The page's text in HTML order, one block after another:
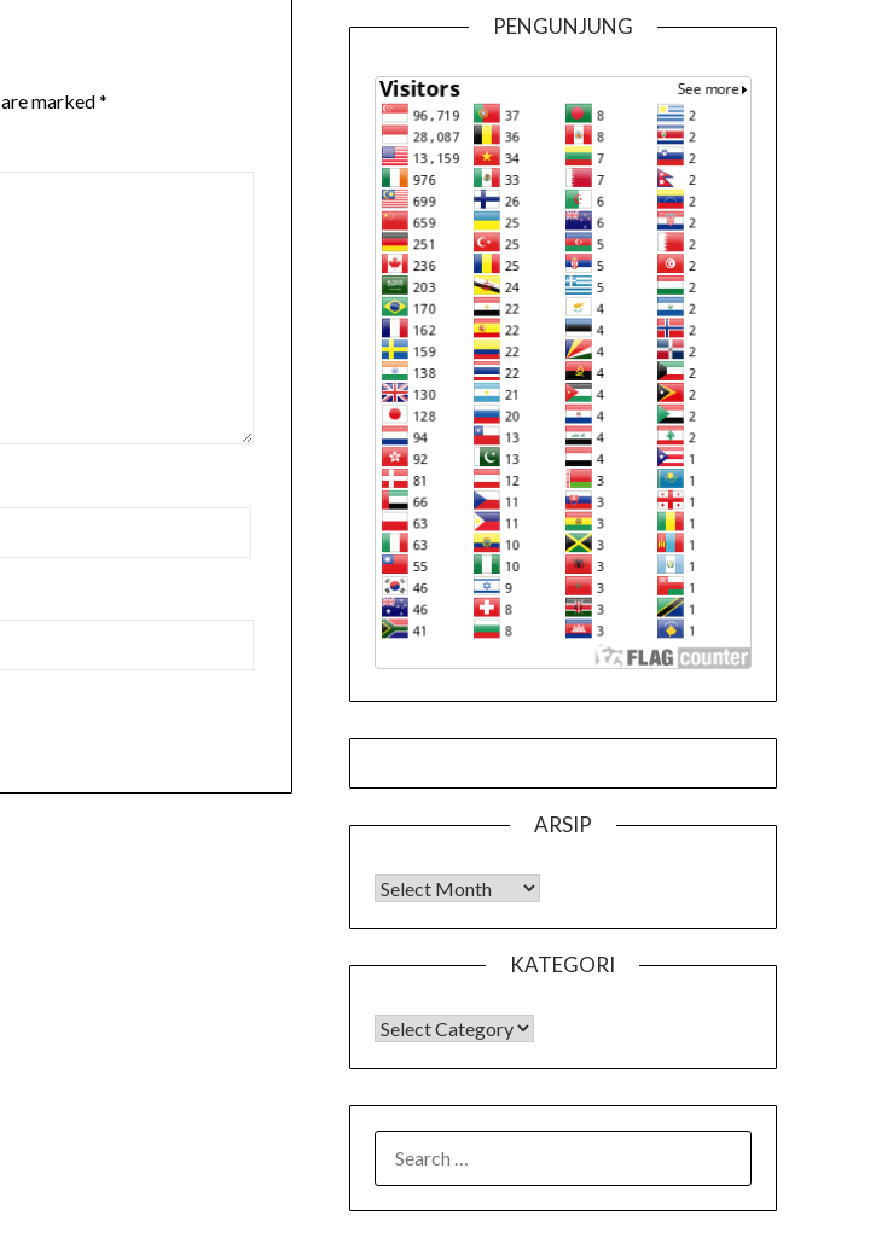
marked*
PENGUNJUNG
ARSIP
Arsip
KATEGORI
KATEGORI
FOR: